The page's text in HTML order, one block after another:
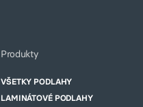
Produkty
VŠETKY PODLAHY
LAMINÁTOVÉ PODLAHY